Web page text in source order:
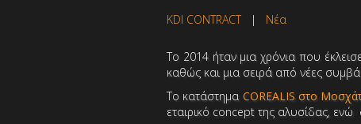
KDI CONTRACT | Νέα
Το 2014 ήταν μια χρόνια που
καθώς και μια σειρά από νέες
Το κατάστημα COREALIS στο
εταιρικό concept της αλυσίδας, ενώ